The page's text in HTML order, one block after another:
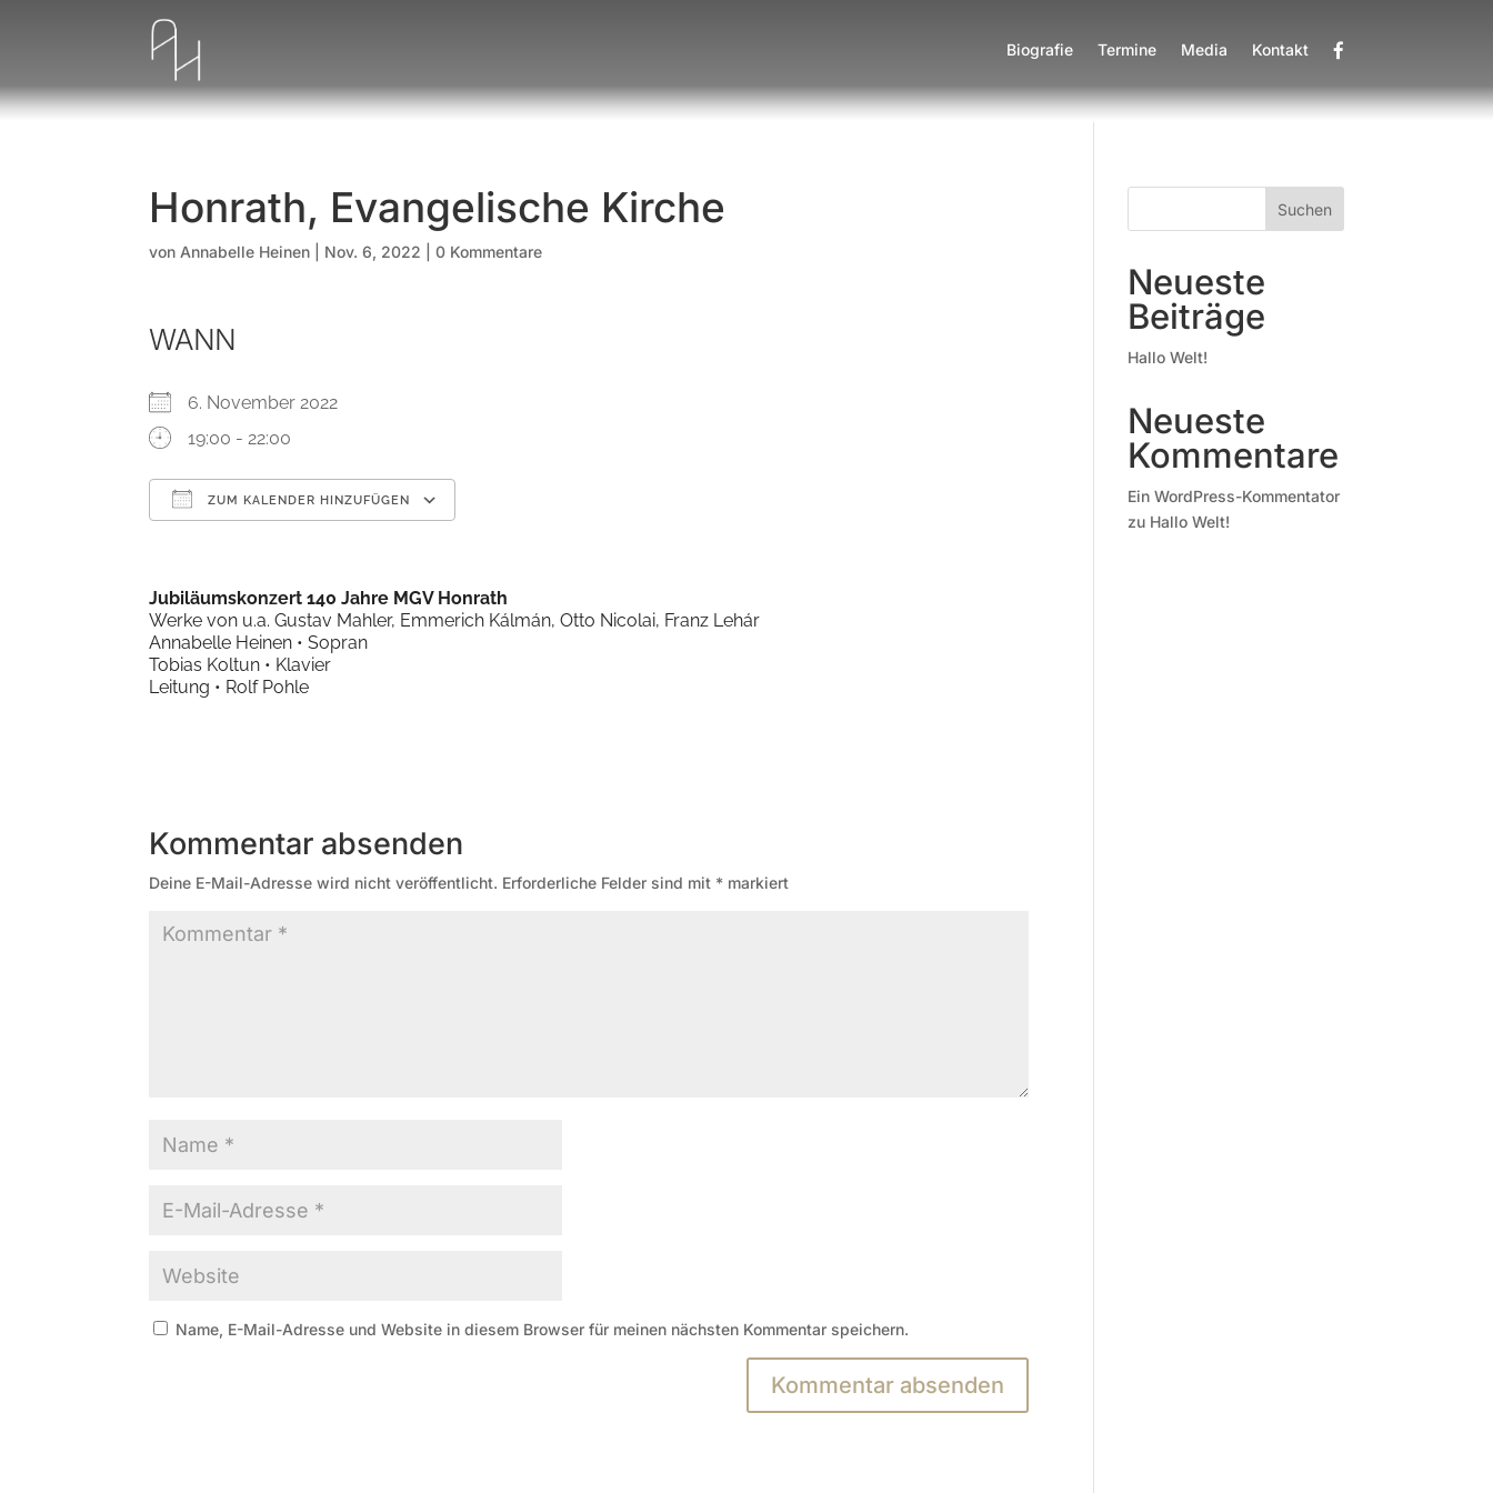
Biografie Termine Media Kontakt
Honrath, Evangelische Kirche
von Annabelle Heinen Nov. 6, 2022 |0 Kommentare
WANN
6. November 2022
19:00 - 22:00
ZUM KALENDER HINZUFÜGEN
Jubiläumskonzert 140 Jahre MGV Honrath
Werke von u.a. Gustav Mahler, Emmerich Kálmán, Otto Nicolai, Franz Lehár
Annabelle Heinen • Sopran
Tobias Koltun • Klavier
Leitung • Rolf Pohle
Kommentar absenden
Deine E-Mail-Adresse wird nicht veröffentlicht. Erforderliche Felder sind mit * markiert
Name, E-Mail-Adresse und Website in diesem Browser für meinen nächsten Kommentar speichern.
Suchen
Neueste
Beiträge
Hallo Welt!
Neueste
Kommentare
Ein WordPress-Kommentator
zu Hallo Welt!